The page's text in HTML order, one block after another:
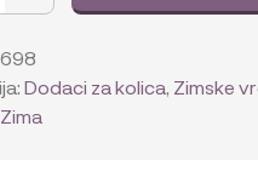
Dodaci za kolica, Zimske
Zima